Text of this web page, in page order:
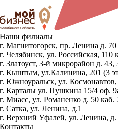
Наши филиалы
г. Магнитогорск, пр. Ленина д.
г. Челябинск, ул. Российская, 110
г. Златоуст, 3-й микрорайон д. 43,
г. Кыштым, ул.Калинина, 201 (3
г. Южноуральск, ул.
г. Карталы ул. Пушкина 15/4 оф.
г. Миасс, ул. Романенко д. 50
г. Сатка, ул. Ленина, д.1
г. Верхний Уфалей, ул. Ленина, д.
Контакты